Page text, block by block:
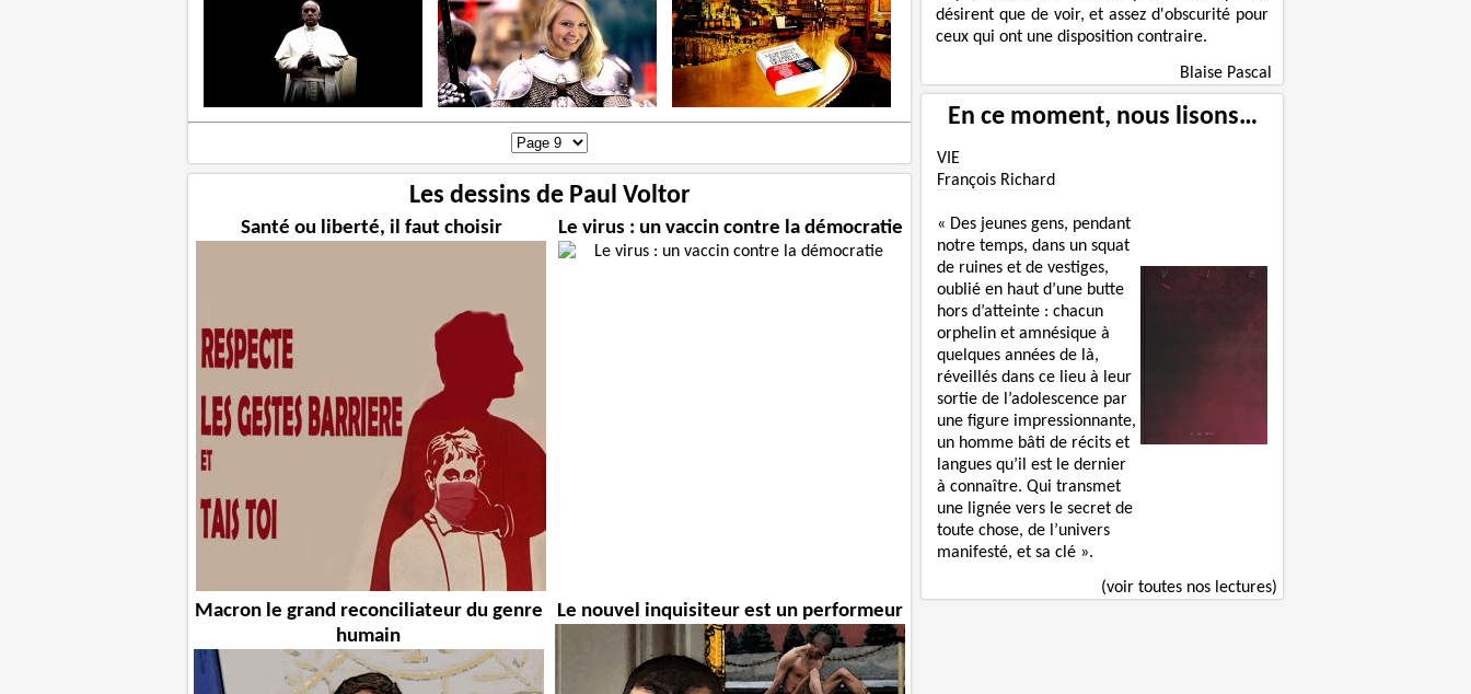
Les dessins de Paul Voltor
Santé ou liberté, il faut choisir Le virus : un vaccin contre la démocratie
Macron le grand reconciliateur du genre
humain
Le nouvel inquisiteur est un performeur
désirent que de voir, et assez d'obscurité pour
ceux qui ont une disposition contraire.
Blaise Pascal
En ce moment, nous lisons…
VIE
François Richard
« Des jeunes gens, pendant
notre temps, dans un squat
de ruines et de vestiges,
oublié en haut d’une butte
hors d’atteinte : chacun
orphelin et amnésique à
quelques années de là,
réveillés dans ce lieu à leur
sortie de l’adolescence par
une figure impressionnante,
un homme bâti de récits et
langues qu’il est le dernier
à connaître. Qui transmet
une lignée vers le secret de
toute chose, de l’univers
manifesté, et sa clé ».
(voir toutes nos lectures)